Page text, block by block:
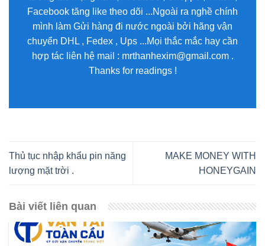
Facebook tăng like theo dõi ...Ngoài ra nghề chính
mình làm Gửi hàng đi nước ngoài bởi hãng vận
chuyển DHL , Fedex , Ups ...Mọi thắc mắc hay cần
hợp tác liên hệ mail : mrthanhexim@gmail.com .
Thanks for readings !
Thủ tục nhập khẩu pin năng
lượng mặt trời .
MAKE MONEY WITH
HONEYGAIN
Bài viết liên quan